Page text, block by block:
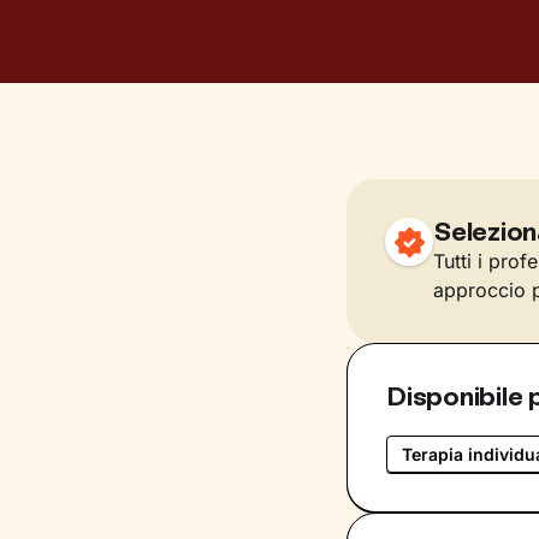
Tutti i
approccio
Disponibile
Terapia